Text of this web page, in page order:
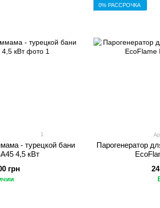
1
- турецкой бани
4,5 кВт
грн
0% РАССРОЧКА
Парогенератор